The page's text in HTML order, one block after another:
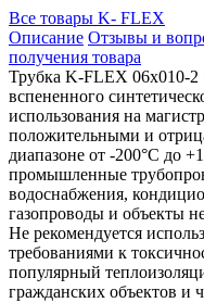
Все товары K- FLEX
Описание Отзывы и
получения товара
Трубка K-FLEX 06x010-2
вспененного
использования на
положительными и
диапазоне от -200°C до
промышленные
водоснабжения,
газопроводы и объекты
Не рекомендуется
требованиями к
популярный
гражданских объектов и